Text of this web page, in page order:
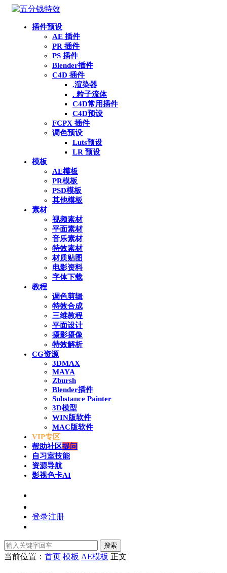
插件预设
AE 插件
PR 插件
PS 插件
Blender插件
C4D 插件
.渲染器
. 粒子流体
C4D常用插件
C4D预设
FCPX 插件
调色预设
Luts预设
LR 预设
模板
AE模板
PR模板
PSD模板
其他模板
素材
视频素材
平面素材
音乐素材
特效素材
材质贴图
电影资料
字体下载
教程
调色剪辑
特效合成
三维教程
平面设计
摄影摄像
特效解析
CG资源
3DMAX
MAYA
Zbursh
Blender插件
Substance Painter
3D模型
WIN版软件
MAC版软件
VIP专区
帮助社区提问
自习室技能
资源导航
影视色卡AI
登录注册
搜索
当前位置： 首页 模板 AE模板 正文